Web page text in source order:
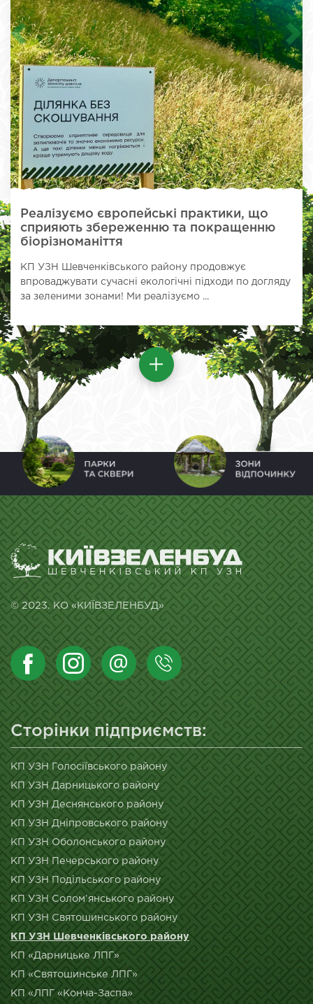
Реалізуємо європейські практики, що
сприяють збереженню та покращенню
біорізноманіття
КП УЗН Шевченківського району продовжує
впроваджувати сучасні екологічні підходи по догляду
за зеленими зонами! Ми реалізуємо ...
© 2023. КО «КИЇВЗЕЛЕНБУД»
Сторінки підприємств:
КП УЗН Голосіївського району
КП УЗН Дарницького району
КП УЗН Деснянського району
КП УЗН Дніпровського району
КП УЗН Оболонського району
КП УЗН Печерського району
КП УЗН Подільського району
КП УЗН Солом’янського району
КП УЗН Святошинського району
КП УЗН Шевченківського району
КП «Дарницьке ЛПГ»
КП «Святошинське ЛПГ»
КП «ЛПГ «Конча-Заспа»